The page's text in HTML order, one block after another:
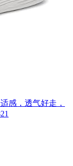
感，透气好走，